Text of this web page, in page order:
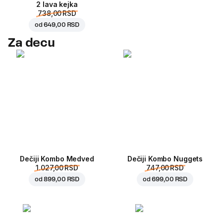
2 lava kejka
738,00 RSD
od649,00 RSD
Za decu
Dečiji Kombo Medved
1.027,00 RSD
od899,00 RSD
Dečiji Kombo Nuggets
747,00 RSD
od699,00 RSD